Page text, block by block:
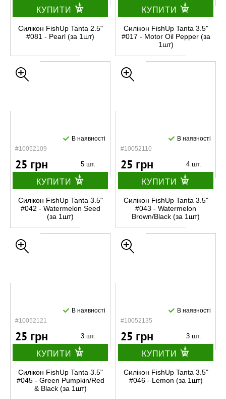
КУПИТИ
Силікон FishUp Tanta 2.5"
#081 - Pearl (за 1шт)
КУПИТИ
Силікон FishUp Tanta 3.5"
#017 - Motor Oil Pepper (за
1шт)
#10052109
В наявності
25 грн 5 шт.
КУПИТИ
Силікон FishUp Tanta 3.5"
#042 - Watermelon Seed
(за 1шт)
#10052110
В наявності
25 грн 4 шт.
КУПИТИ
Силікон FishUp Tanta 3.5"
#043 - Watermelon
Brown/Black (за 1шт)
#10052121
В наявності
25 грн 3 шт.
КУПИТИ
Силікон FishUp Tanta 3.5"
#045 - Green Pumpkin/Red
& Black (за 1шт)
#10052135
В наявності
25 грн 3 шт.
КУПИТИ
Силікон FishUp Tanta 3.5"
#046 - Lemon (за 1шт)